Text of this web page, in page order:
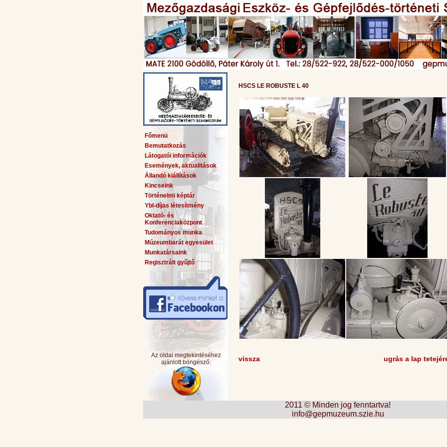
Főmenü
Bemutatkozás
Látogatói információk
Események, aktualitások
Állandó kiállítások
Kincseink
Történelmi képtár
Ybl-díjas létesítmény
Oktató- és
Konferenciaközpont
Tudományos munka
Múzeumbarát egyesület
Munkatársaink
Regisztrált gyűjtő
Az oldal megtekintéséhez
ajánlott böngésző:
HSCS LE ROBUSTE L 40
vissza ugrás a lap
2011 © Minden jog fenntartva!
info@gepmuzeum.szie.hu